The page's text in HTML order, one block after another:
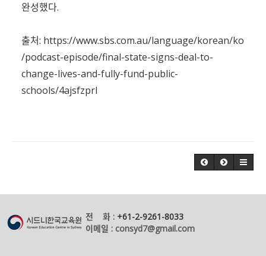
완성했다.
출처: https://www.sbs.com.au/language/korean/ko
/podcast-episode/final-state-signs-deal-to-
change-lives-and-fully-fund-public-
schools/4ajsfzprl
전 화 : +61-2-9261-8033
이메일 : consyd7@gmail.com